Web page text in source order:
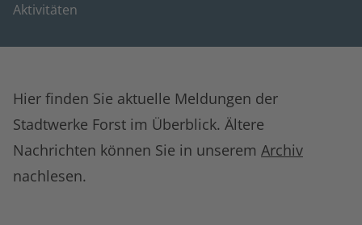
Aktivitäten
Hier finden Sie aktuelle Meldungen der
Stadtwerke Forst im Überblick. Ältere
Nachrichten können Sie in unserem Archiv
nachlesen.